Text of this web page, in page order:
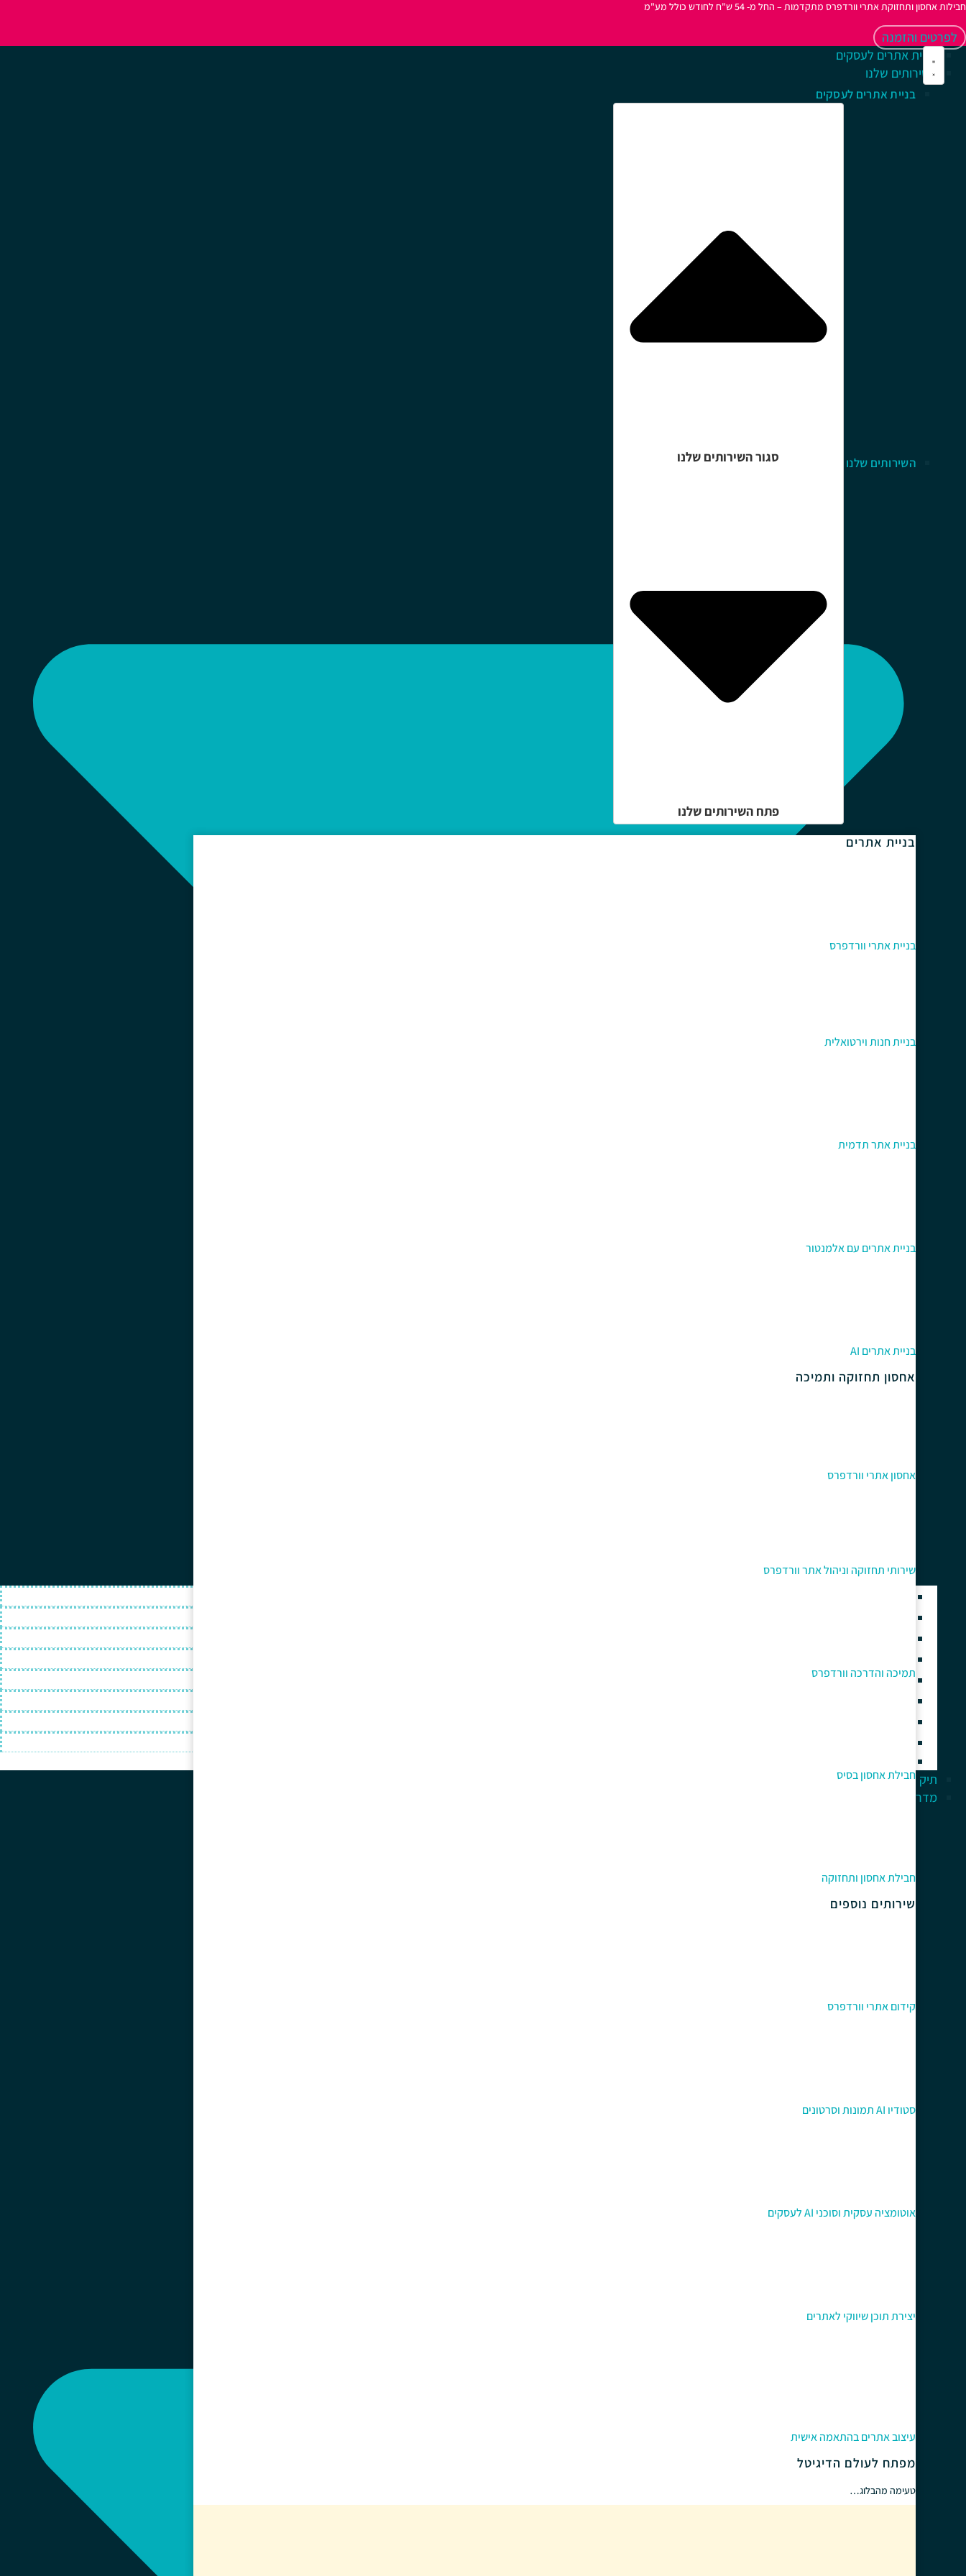
חבילות אחסון ותחזוקת אתרי וורדפרס מתקדמות – החל מ- 54 ש"ח לחודש כולל מע"מ
לפרטים והזמנה
בניית אתרים לעסקים
השירותים שלנו סגור השירותים שלנו
פתח השירותים שלנו
בניית אתרים
בניית אתרי וורדפרס
בניית חנות וירטואלית
בניית אתר תדמית
בניית אתרים עם אלמנטור
בניית אתרים AI
אחסון תחזוקה ותמיכה
אחסון אתרי וורדפרס
שירותי תחזוקה וניהול אתר וורדפרס
תמיכה והדרכה וורדפרס
חבילת אחסון בסיס
חבילת אחסון ותחזוקה
שירותים נוספים
קידום אתרי וורדפרס
סטודיו AI תמונות וסרטונים
אוטומציה עסקית וסוכני AI לעסקים
יצירת תוכן שיווקי לאתרים
עיצוב אתרים בהתאמה אישית
מפתח לעולם הדיגיטל
טעימה מהבלוג…
בניית אתרים לעסקים
השירותים שלנו
אחסון אתרי וורדפרס איכותי
תיק עבודות
מדריך למתחלים